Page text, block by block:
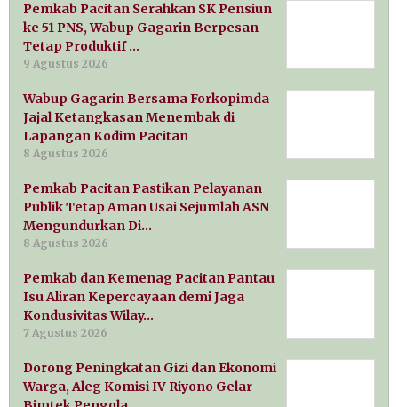
Pemkab Pacitan Serahkan SK Pensiun
ke 51 PNS, Wabup Gagarin Berpesan
Tetap Produktif …
9 Agustus 2026
Wabup Gagarin Bersama Forkopimda
Jajal Ketangkasan Menembak di
Lapangan Kodim Pacitan
8 Agustus 2026
Pemkab Pacitan Pastikan Pelayanan
Publik Tetap Aman Usai Sejumlah ASN
Mengundurkan Di…
8 Agustus 2026
Pemkab dan Kemenag Pacitan Pantau
Isu Aliran Kepercayaan demi Jaga
Kondusivitas Wilay…
7 Agustus 2026
Dorong Peningkatan Gizi dan Ekonomi
Warga, Aleg Komisi IV Riyono Gelar